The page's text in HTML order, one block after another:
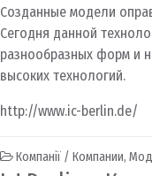
Созданные модели
Сегодня данной
разнообразных форм и
высоких технологий.
http://www.ic-berlin.de/
Компанії / Компании,